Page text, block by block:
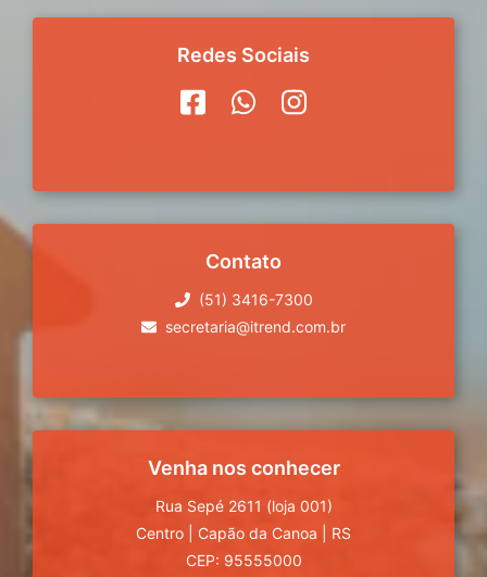
Redes Sociais
Contato
(51) 3416-7300
secretaria@itrend.com.br
Venha nos conhecer
Rua Sepé 2611 (loja 001)
Centro
Capão da Canoa
RS
CEP: 95555000